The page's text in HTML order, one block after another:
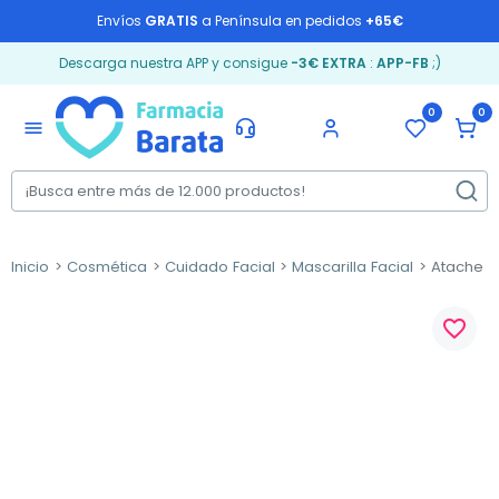
Envíos GRATIS a Península en pedidos +65€
Descarga nuestra APP y consigue -3€ EXTRA: APP-FB ;)
menu
0 0
Inicio Cosmética Cuidado Facial Mascarilla Facial Atache
favorite_border